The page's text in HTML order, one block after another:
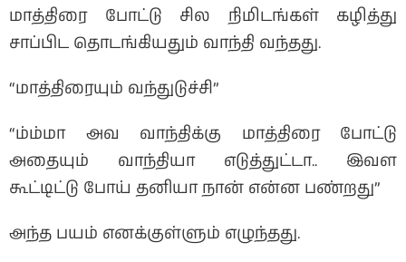
மாத்திரை போட்டு சில நிமிடங்கள் கழித்து
சாப்பிட தொடங்கியதும் வாந்தி வந்தது.
“மாத்திரையும் வந்துடுச்சி”
“ம்ம்மா அவ வாந்திக்கு மாத்திரை போட்டு
அதையும் வாந்தியா எடுத்துட்டா.. இவள
கூட்டிட்டு போய் தனியா நான் என்ன பண்றது”
அந்த பயம் எனக்குள்ளும் எழுந்தது.